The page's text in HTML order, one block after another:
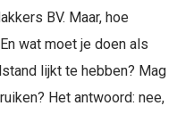
BV. Maar, hoe
wat moet je doen als
lijkt te hebben? Mag
Het antwoord: nee,